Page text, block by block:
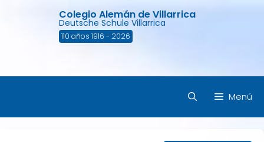
Colegio Alemán de Villarrica
Deutsche Schule Villarrica
110 años 1916 - 2026
Menú